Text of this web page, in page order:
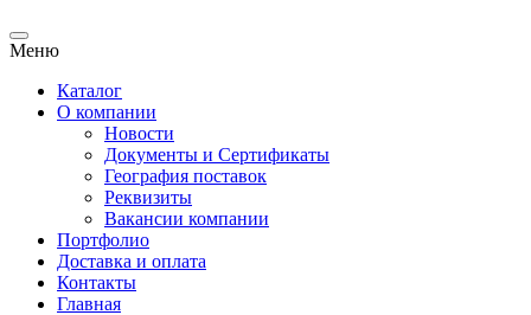
Меню
Каталог
О компании
Новости
Документы и Сертификаты
География поставок
Реквизиты
Вакансии компании
Портфолио
Доставка и оплата
Контакты
Главная